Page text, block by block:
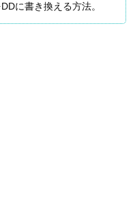
に書き換える方法。